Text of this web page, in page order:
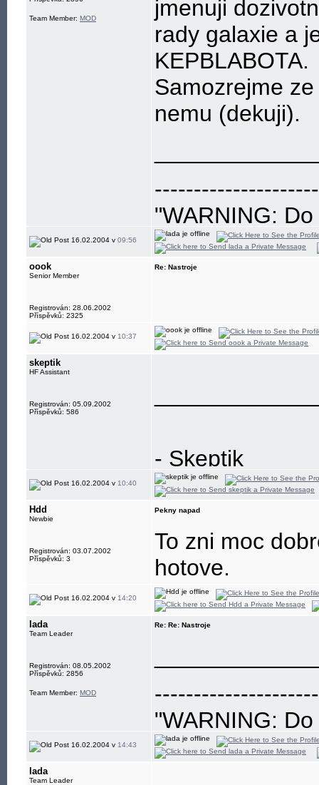
Team Member: MOD
jmenuji
rady galaxie a
KEPBLABOTA.
Samozrejme
nemu (dekuji).
"WARNING:
eye"
16.02.2004 v 09:56
oook
Senior Member
Registrován: 28.06.2002
Příspěvků: 2325
Re: Nastroje
16.02.2004 v 10:37
skeptik
HF Assistant
Registrován: 05.09.2002
Příspěvků: 586
- Skeptik
16.02.2004 v 10:40
Hdd
Newbie
Registrován: 03.07.2002
Příspěvků: 3
Pekny napad
To zni moc
hotove.
16.02.2004 v 14:20
lada
Team Leader
Registrován: 08.05.2002
Příspěvků: 2856
Team Member: MOD
Re: Re: Nastroje
"WARNING:
eye"
16.02.2004 v 14:43
lada
Team Leader